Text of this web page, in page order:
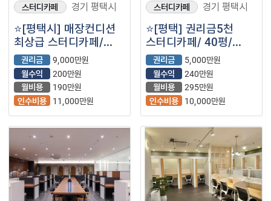
스터디카페 경기 평택시
⭐️[평택시] 매장컨디션
최상급 스터디카페/
월수익200가량/
학세권. 월고정비
저렴한 스카⭐️
권리금
9,000만원
월수익
200만원
월비용
190만원
인수비용
11,000만원
스터디카페 경기 평택시
⭐️[평택] 권리금5천
스터디카페/ 40평/
월수익240만원/
아파트대단지 메인상권
⭐️
권리금
5,000만원
월수익
240만원
월비용
295만원
인수비용
10,000만원